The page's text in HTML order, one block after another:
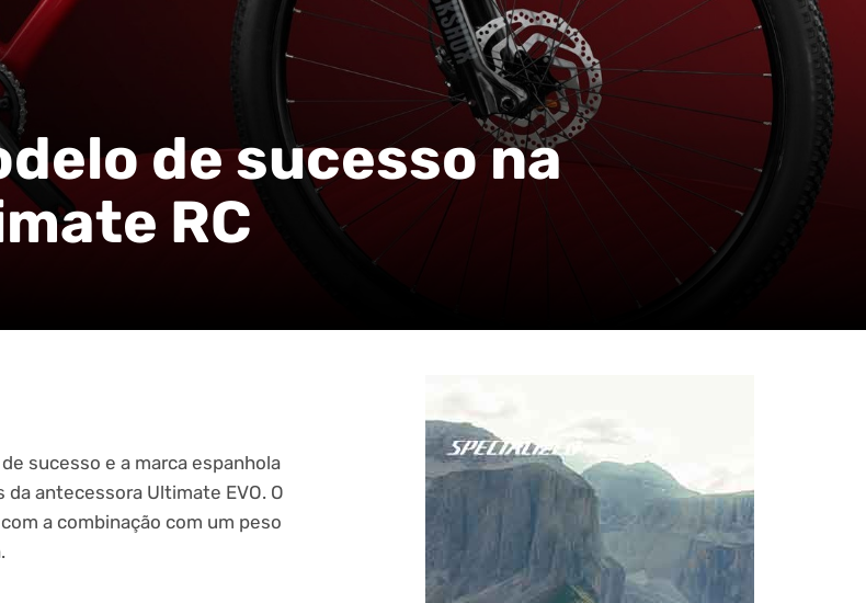
de sucesso na
RC
sucesso e a marca espanhola
antecessora Ultimate EVO. O
a combinação com um peso